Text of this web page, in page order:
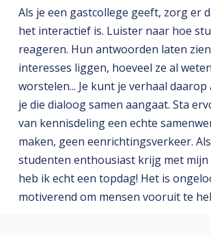
Als je een gastcollege geeft, zorg er
het interactief is. Luister naar hoe
reageren. Hun antwoorden laten
interesses liggen, hoeveel ze al
worstelen... Je kunt je verhaal daarop
je die dialoog samen aangaat. Sta
van kennisdeling een echte
maken, geen eenrichtingsverkeer.
studenten enthousiast krijg met
heb ik echt een topdag! Het is
motiverend om mensen vooruit te